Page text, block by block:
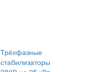
Трёхфазные
стабилизаторы